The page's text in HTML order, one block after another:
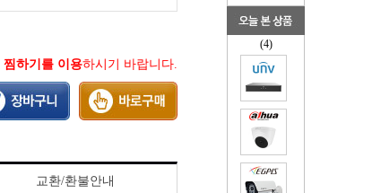
찜하기를 이용하시기 바랍니다.
교환/환불안내
(4)